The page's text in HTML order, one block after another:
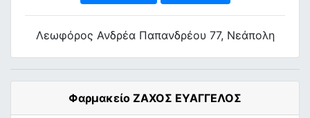
Λεωφόρος Ανδρέα Παπανδρέου 77, Νεάπολη
Φαρμακείο ΖΑΧΟΣ ΕΥΑΓΓΕΛΟΣ